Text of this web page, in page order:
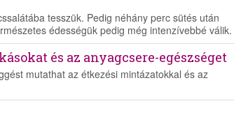
tesszük. Pedig néhány perc sütés után
édességük pedig még intenzívebbé válik.
és az anyagcsere-egészséget
mutathat az étkezési mintázatokkal és az